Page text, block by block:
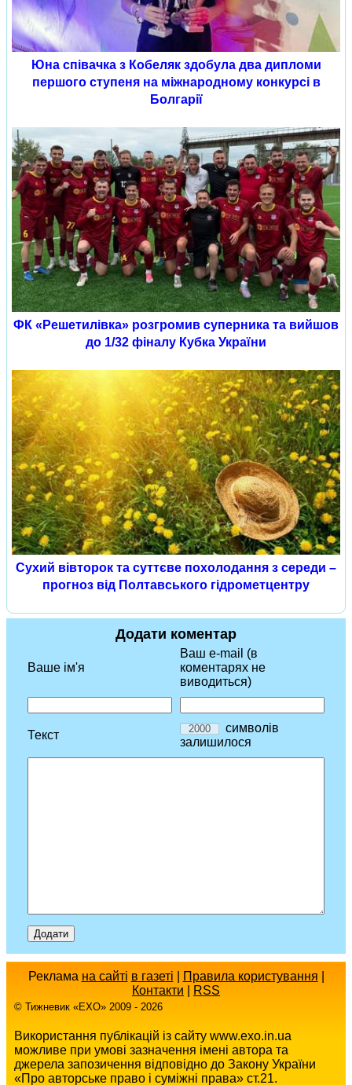
Юна співачка з Кобеляк здобула два дипломи
першого ступеня на міжнародному конкурсі в
Болгарії
ФК «Решетилівка» розгромив суперника та вийшов
до 1/32 фіналу Кубка України
Сухий вівторок та суттєве похолодання з середи –
прогноз від Полтавського гідрометцентру
Додати коментар
Ваше ім'я
Ваш e-mail (в
коментарях не
виводиться)
Текст
символів
залишилося
Реклама на сайті в газеті Правила користування
Контакти
RSS
© Тижневик «EХO» 2009 - 2026
Використання публікацій із сайту www.exo.in.ua
можливе при умові зазначення імені автора та
джерела запозичення відповідно до Закону України
«Про авторське право і суміжні права» ст.21.